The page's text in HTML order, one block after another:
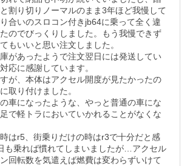
割り切りノーマルのまま3年ほど我慢して
合いのスロコン付きjb64に乗って全く違
のでびっくりしました。もう我慢できず
もいいと思い注文しました。
があったようで注文翌日には発送してい
応に感謝しています。
が、本体はアクセル開度が見たかったの
取り付けました。
車になったような、やっと普通の車にな
で軽トラにおいていかれることがなくな
はr5、街乗りだけの時はr3で十分だと感
も乗れば慣れてしまいましたが…アクセル
回転数を気遣えば燃費は変わらずいけて